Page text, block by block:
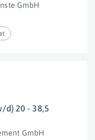
GmbH
d) 20 - 38,5
GmbH